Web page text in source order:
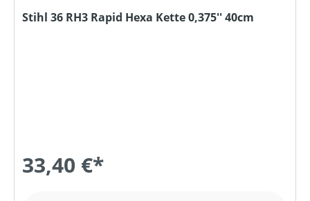
Stihl 36 RH3 Rapid Hexa Kette 0,375'' 40cm
33,40 €*